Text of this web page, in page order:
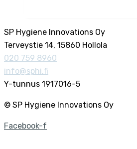
SP Hygiene Innovations Oy
Terveystie 14, 15860 Hollola
020 759 8960
info@sphi.fi
Y-tunnus 1917016-5
© SP Hygiene Innovations Oy
Facebook-f